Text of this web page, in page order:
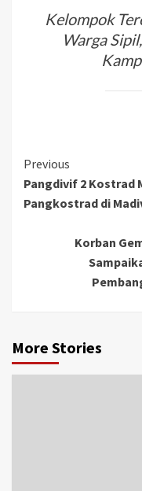
Kelompok
Warga
Previous
Pangdivif 2 Kostrad
Pangkostrad di
Korban
More Stories